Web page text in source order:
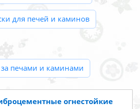
для печей и каминов
за печами и каминами
огнестойкие